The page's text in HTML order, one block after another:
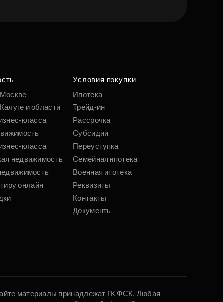
и области
класса
класса
недвижимость
онлайн
Условия покупки
Ипотека
Трейд-ин
Рассрочка
Субсидии
Переуступка
Семейная ипотека
Военная ипотека
Реквизиты
Контакты
Документы
материалы принадлежат ГК ФСК. Любая